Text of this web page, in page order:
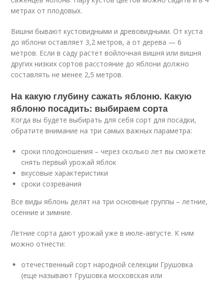
метрах от плодовых.
Вишни бывают кустовидными и древовидными. От куста
до яблони оставляет 3,2 метров, а от дерева — 6
метров. Если в саду растет войлочная вишня или вишня
других низких сортов расстояние до яблони должно
составлять не менее 2,5 метров.
На какую глубину сажать яблоню. Какую
яблоню посадить: выбираем сорта
Когда вы будете выбирать для себя сорт для посадки,
обратите внимание на три самых важных параметра:
сроки плодоношения – через сколько лет вы сможете
снять первый урожай яблок
вкусовые характеристики
сроки созревания
Все виды яблонь делят на три основные группы – летние,
осенние и зимние.
Летние сорта дают урожай уже в июле-августе. К ним
можно отнести:
отечественный сорт народной селекции Грушовка
(еще называют Грушовка московская или